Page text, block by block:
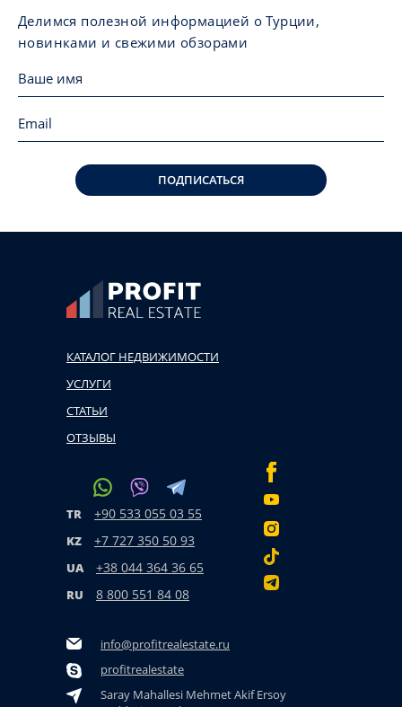
Делимся полезной информацией о Турции,
новинками и свежими обзорами
ПОДПИСАТЬСЯ
КАТАЛОГ НЕДВИЖИМОСТИ
УСЛУГИ
СТАТЬИ
ОТЗЫВЫ
TR +90 533 055 03 55
KZ +7 727 350 50 93
UA +38 044 364 36 65
RU 8 800 551 84 08
info@profitrealestate.ru
profitrealestate
Saray Mahallesi Mehmet Akif Ersoy